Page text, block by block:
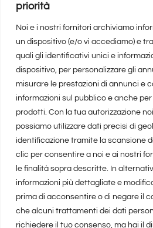
priorità
Noi e i nostri fornitori archiviamo
un dispositivo (e/o vi accediamo) e
quali gli identificativi unici e
dispositivo, per personalizzare gli
misurare le prestazioni di annunci e
informazioni sul pubblico e anche
prodotti. Con la tua autorizzazione
possiamo utilizzare dati precisi di
identificazione tramite la scansione
clic per consentire a noi e ai nostri
le finalità sopra descritte. In
informazioni più dettagliate e
prima di acconsentire o di negare il
che alcuni trattamenti dei dati
richiedere il tuo consenso, ma hai il